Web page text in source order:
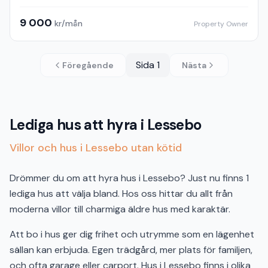
9 000 kr/mån Property Owner
Föregående Sida 1 Nästa
Lediga hus att hyra i Lessebo
Villor och hus i Lessebo utan kötid
Drömmer du om att hyra hus i Lessebo? Just nu finns 1
lediga hus att välja bland. Hos oss hittar du allt från
moderna villor till charmiga äldre hus med karaktär.
Att bo i hus ger dig frihet och utrymme som en lägenhet
sällan kan erbjuda. Egen trädgård, mer plats för familjen,
och ofta garage eller carport. Hus i Lessebo finns i olika